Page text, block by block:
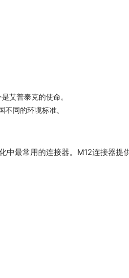
艾普泰克的使命。
同的环境标准。
最常用的连接器。M12连接器提